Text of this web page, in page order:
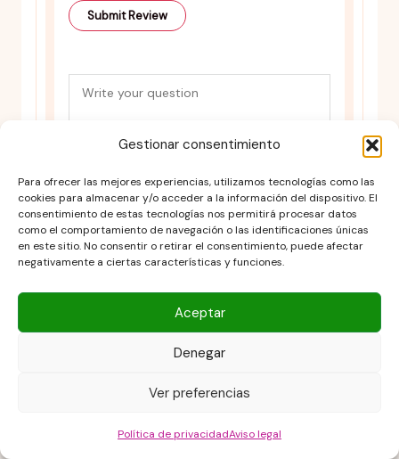
Gestionar consentimiento
Para ofrecer las mejores experiencias, utilizamos tecnologías como las
cookies para almacenar y/o acceder a la información del dispositivo. El
consentimiento de estas tecnologías nos permitirá procesar datos
como el comportamiento de navegación o las identificaciones únicas
en este sitio. No consentir o retirar el consentimiento, puede afectar
negativamente a ciertas características y funciones.
Aceptar
Denegar
Ver preferencias
Política de privacidadAviso legal